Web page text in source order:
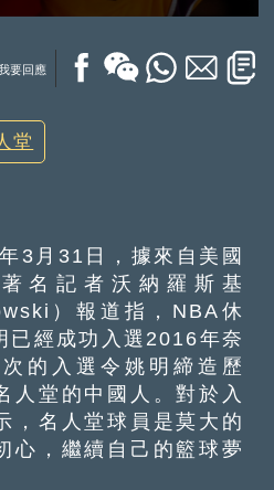
要回應
堂
月31日，據來自美國
名記者沃納羅斯基
）報道指，NBA休
已經成功入選2016年奈
的入選令姚明締造歷
人堂的中國人。對於入
，名人堂球員是莫大的
心，繼續自己的籃球夢